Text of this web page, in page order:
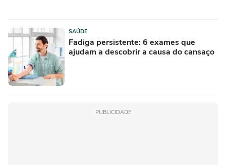
SAÚDE
Fadiga persistente: 6 exames que
ajudam a descobrir a causa do cansaço
PUBLICIDADE